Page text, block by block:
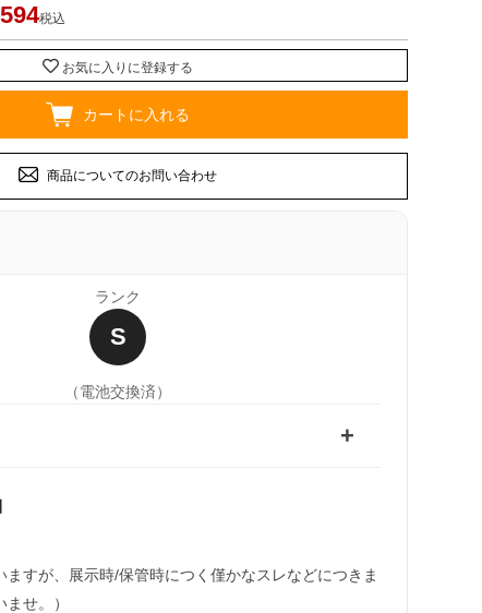
税込
お気に入りに登録する
カートに入れる
商品についてのお問い合わせ
ランク
S
（電池交換済）
ますが、展示時/保管時につく僅かなスレなどにつきま
せ。）